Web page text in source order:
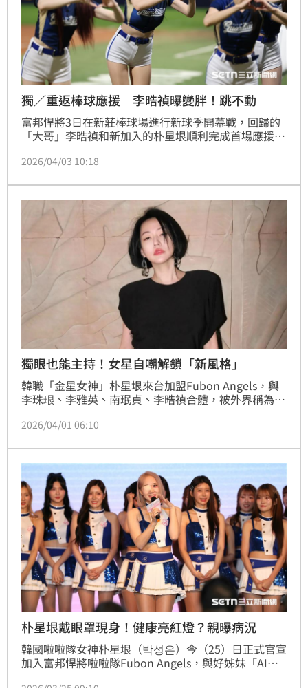
獨／重返棒球應援 李晧禎曝變胖！跳不動
富邦悍將3日在新莊棒球場進行新球季開幕戰，回歸的
「大哥」李晧禎和新加入的朴星垠順利完成首場應援，
還累，因為胖了7公斤跳不太動。
2026/04/03 10:18
獨眼也能主持！女星自嘲解鎖「新風格」
韓職「金星女神」朴星垠來台加盟Fubon Angels，與
李珠珢、李雅英、南珉貞、李晧禎合體，被外界稱為話
議，記者會當天她以右眼戴眼罩造型現身更成焦點。朴
面，展現高度敬業精神。
2026/04/01 06:10
朴星垠戴眼罩現身！健康亮紅燈？親曝病況
​韓國啦啦隊女神朴星垠（박성은）今（25）日正式官宣
加入富邦悍將啦啦隊Fubon Angels，與好姊妹「AI女